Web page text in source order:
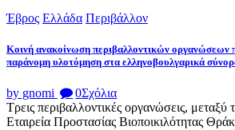
Έβρος Ελλάδα Περιβάλλον
Κοινή ανακοίνωση περιβαλλοντικών οργανώσεων
παράνομη υλοτόμηση στα ελληνοβουλγαρικά
by gnomi 0Σχόλια
Τρεις περιβαλλοντικές οργανώσεις, μεταξύ
Εταιρεία Προστασίας Βιοποικιλότητας